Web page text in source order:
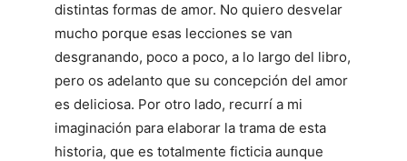
distintas formas de amor. No quiero desvelar
mucho porque esas lecciones se van
desgranando, poco a poco, a lo largo del libro,
pero os adelanto que su concepción del amor
es deliciosa. Por otro lado, recurrí a mi
imaginación para elaborar la trama de esta
historia, que es totalmente ficticia aunque